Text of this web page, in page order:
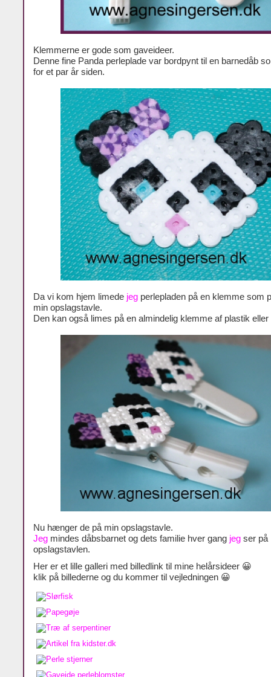
Klemmerne er gode som gaveideer.
Denne fine Panda perleplade var bordpynt til en barnedåb
for et par år siden.
Da vi kom hjem limede jeg perlepladen på en klemme som
min opslagstavle.
Den kan også limes på en almindelig klemme af plastik
Nu hænger de på min opslagstavle.
Jeg mindes dåbsbarnet og dets familie hver gang jeg ser på
opslagstavlen.
Her er et lille galleri med billedlink til mine helårsideer 😀
klik på billederne og du kommer til vejledningen 😀